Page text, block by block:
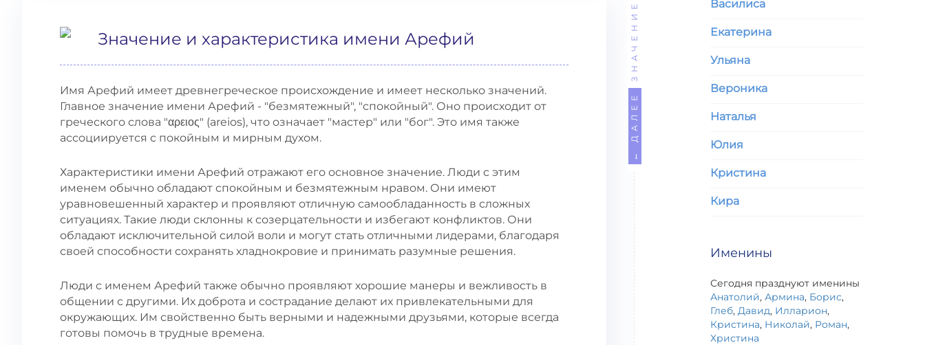
Значение и характеристика имени Арефий
Имя Арефий имеет древнегреческое происхождение и имеет несколько значений.
Главное значение имени Арефий - "безмятежный", "спокойный". Оно происходит от
греческого слова "αρειος" (areios), что означает "мастер" или "бог". Это имя также
ассоциируется с покойным и мирным духом.
Характеристики имени Арефий отражают его основное значение. Люди с этим
именем обычно обладают спокойным и безмятежным нравом. Они имеют
уравновешенный характер и проявляют отличную самообладанность в сложных
ситуациях. Такие люди склонны к созерцательности и избегают конфликтов. Они
обладают исключительной силой воли и могут стать отличными лидерами, благодаря
своей способности сохранять хладнокровие и принимать разумные решения.
Люди с именем Арефий также обычно проявляют хорошие манеры и вежливость в
общении с другими. Их доброта и сострадание делают их привлекательными для
окружающих. Им свойственно быть верными и надежными друзьями, которые всегда
готовы помочь в трудные времена.
← ДАЛЕЕ
ЗНАЧЕНИЕ Василиса
Екатерина
Ульяна
Вероника
Наталья
Юлия
Кристина
Кира
Именины
Сегодня празднуют именины
Анатолий, Армина, Борис,
Глеб, Давид, Илларион,
Кристина, Николай, Роман,
Христина